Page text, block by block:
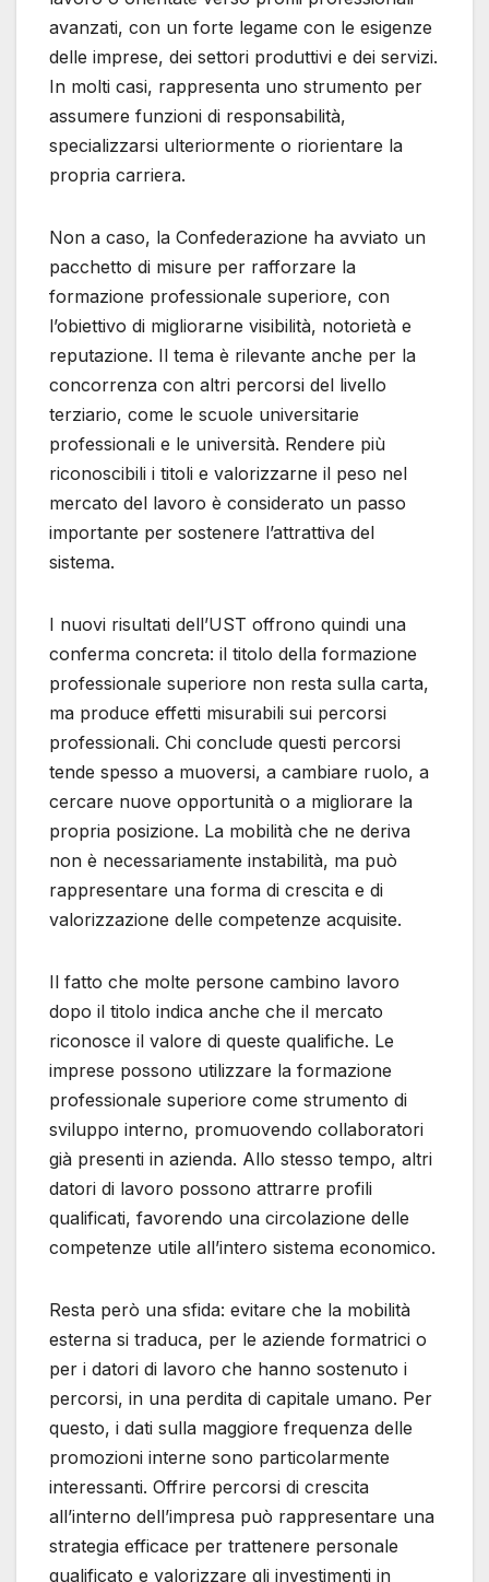
avanzati, con un forte legame con le esigenze
delle imprese, dei settori produttivi e dei servizi.
In molti casi, rappresenta uno strumento per
assumere funzioni di responsabilità,
specializzarsi ulteriormente o riorientare la
propria carriera.
Non a caso, la Confederazione ha avviato un
pacchetto di misure per rafforzare la
formazione professionale superiore, con
l’obiettivo di migliorarne visibilità, notorietà e
reputazione. Il tema è rilevante anche per la
concorrenza con altri percorsi del livello
terziario, come le scuole universitarie
professionali e le università. Rendere più
riconoscibili i titoli e valorizzarne il peso nel
mercato del lavoro è considerato un passo
importante per sostenere l’attrattiva del
sistema.
I nuovi risultati dell’UST offrono quindi una
conferma concreta: il titolo della formazione
professionale superiore non resta sulla carta,
ma produce effetti misurabili sui percorsi
professionali. Chi conclude questi percorsi
tende spesso a muoversi, a cambiare ruolo, a
cercare nuove opportunità o a migliorare la
propria posizione. La mobilità che ne deriva
non è necessariamente instabilità, ma può
rappresentare una forma di crescita e di
valorizzazione delle competenze acquisite.
Il fatto che molte persone cambino lavoro
dopo il titolo indica anche che il mercato
riconosce il valore di queste qualifiche. Le
imprese possono utilizzare la formazione
professionale superiore come strumento di
sviluppo interno, promuovendo collaboratori
già presenti in azienda. Allo stesso tempo, altri
datori di lavoro possono attrarre profili
qualificati, favorendo una circolazione delle
competenze utile all’intero sistema economico.
Resta però una sfida: evitare che la mobilità
esterna si traduca, per le aziende formatrici o
per i datori di lavoro che hanno sostenuto i
percorsi, in una perdita di capitale umano. Per
questo, i dati sulla maggiore frequenza delle
promozioni interne sono particolarmente
interessanti. Offrire percorsi di crescita
all’interno dell’impresa può rappresentare una
strategia efficace per trattenere personale
qualificato e valorizzare gli investimenti in